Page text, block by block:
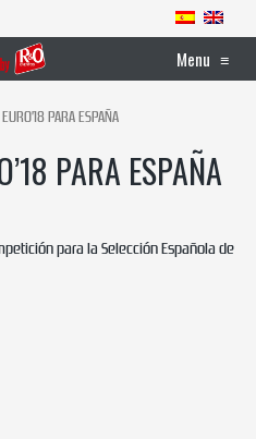
Menu ≡
PARA ESPAÑA
PARA ESPAÑA
para la Selección Española de